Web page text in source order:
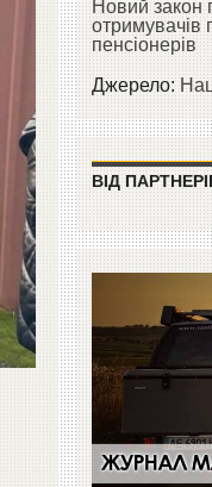
Новий закон
отримувачів
пенсіонерів
Джерело:
ВІД